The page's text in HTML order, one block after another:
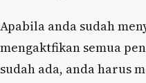
Apabila anda sudah
mengaktfikan semua
sudah ada, anda harus